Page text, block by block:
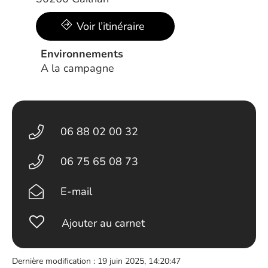
Voir l’itinéraire
Environnements
A la campagne
06 88 02 00 32
06 75 65 08 73
E-mail
Ajouter au carnet
Dernière modification : 19 juin 2025, 14:20:47